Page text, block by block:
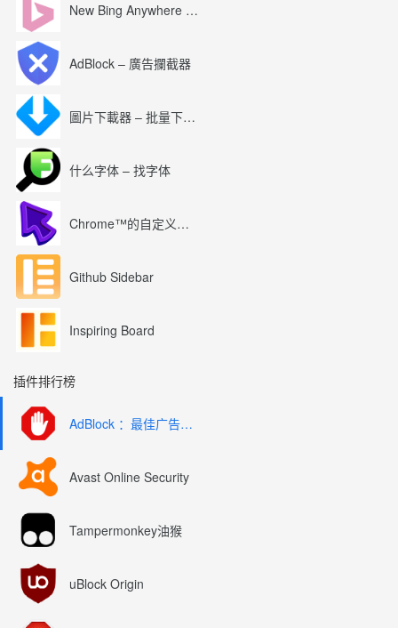
New Bing Anywhere (Bing Chat GPT-4)
AdBlock – 廣告攔截器
圖片下載器 – 批量下載圖片
什么字体 – 找字体
Chrome™的自定义光标
Github Sidebar
Inspiring Board
插件排行榜
AdBlock ：最佳广告拦截工具
Avast Online Security
Tampermonkey油猴
uBlock Origin